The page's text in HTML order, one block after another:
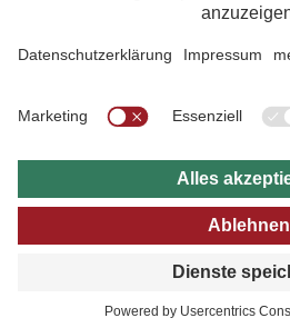
Maria-Theresien-Straße 55
+43.512.5320-656·
RSS-Feeds
Datenschutzerklärung
AGBs
© 2026 Tirol Werbung